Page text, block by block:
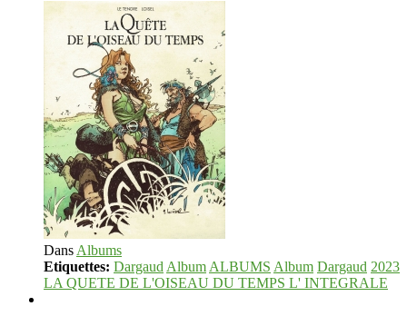
DansAlbums
Etiquettes: DargaudAlbumALBUMS Album Dargaud 2023
LA QUETE DE L'OISEAU DU TEMPS L' INTEGRALE